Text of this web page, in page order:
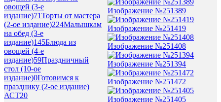
овощей (3-е
издание)71Торты от мастера
(2-ое издание)224Малышкам
на обед (3-е
издание)145Блюда из
овощей (4-е
издание)59Праздничный
стол (10-ое
издание)0Готовимся к
празднику (2-ое издание)
АСТ20
Изображение №251389
Изображение №251419
Изображение №251408
Изображение №251394
Изображение №251472
Изображение №251405